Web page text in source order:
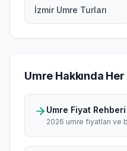
İzmir Umre Turları
Umre Hakkında
Umre Fiyat Rehberi
2026 umre fiyatları ve